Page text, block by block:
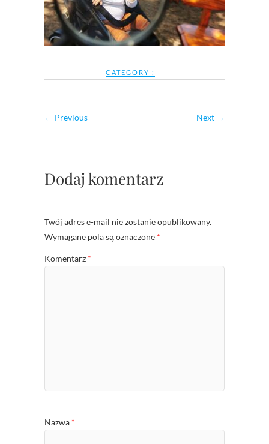
CATEGORY :
← Previous Next →
Dodaj komentarz
Twój adres e-mail nie zostanie opublikowany.
Wymagane pola są oznaczone *
Komentarz *
Nazwa *